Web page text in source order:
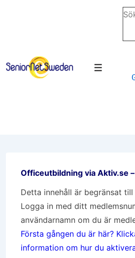
Meny
Officeutbildning via Aktiv.se
Detta innehåll är begränsat till
Logga in med ditt
användarnamn om du är
Första gången du är här?
information om hur du